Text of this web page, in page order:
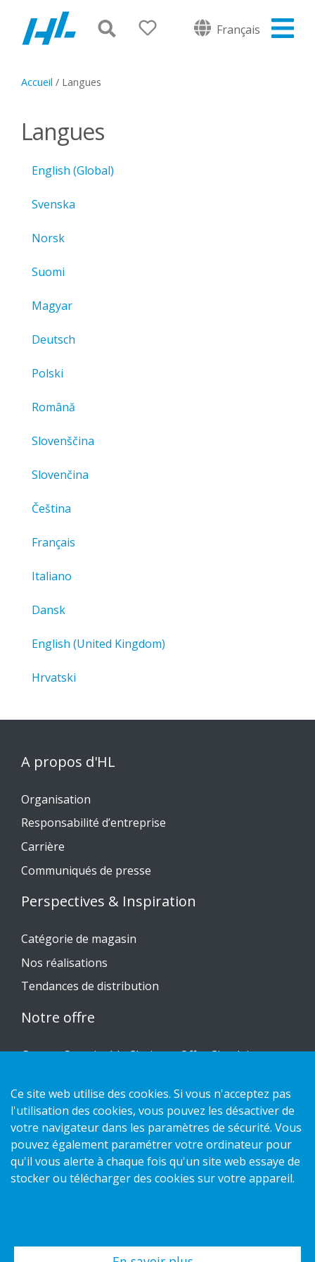
Français
Accueil / Langues
Langues
English (Global)
Svenska
Norsk
Suomi
Magyar
Deutsch
Polski
Română
Slovenščina
Slovenčina
Čeština
Français
Italiano
Dansk
English (United Kingdom)
Hrvatski
A propos d'HL
Organisation
Responsabilité d’entreprise
Carrière
Communiqués de presse
Perspectives & Inspiration
Catégorie de magasin
Nos réalisations
Tendances de distribution
Notre offre
Gamme Sustainable Choice et Offre Circulaire
Guides d'installation
Catalogue
Nous contacter
Ce site web utilise des cookies. Si vous n'acceptez pas
l'utilisation des cookies, vous pouvez les désactiver de
votre navigateur dans les paramètres de sécurité. Vous
pouvez également paramétrer votre ordinateur pour
qu'il vous alerte à chaque fois qu'un site web essaye de
stocker ou télécharger des cookies sur votre appareil.